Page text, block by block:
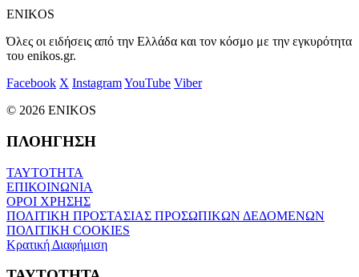
ENIKOS
Όλες οι ειδήσεις από την Ελλάδα και τον κόσμο με την εγκυρότητα
του enikos.gr.
Facebook X InstagramYouTube Viber
© 2026 ENIKOS
ΠΛΟΗΓΗΣΗ
ΤΑΥΤΟΤΗΤΑ
ΕΠΙΚΟΙΝΩΝΙΑ
ΟΡΟΙ ΧΡΗΣΗΣ
ΠΟΛΙΤΙΚΗ ΠΡΟΣΤΑΣΙΑΣ ΠΡΟΣΩΠΙΚΩΝ ΔΕΔΟΜΕΝΩΝ
ΠΟΛΙΤΙΚΗ COOKIES
Κρατική Διαφήμιση